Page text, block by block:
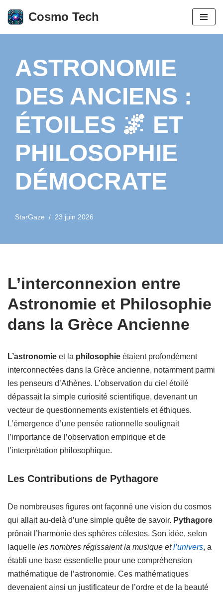
Aller
Cosmo Tech
ASTRONOMIE
DES ANCIENS :
ÉTOILES 🌌 ET
PHILOSOPHIE
DÉMOCRATE
StarGaze 23 juin 2026
L’interconnexion entre
Astronomie et Philosophie
dans la Grèce Ancienne
L’astronomie et la philosophie étaient profondément
interconnectées dans la Grèce ancienne, notamment parmi
les penseurs d’Athènes. L’observation du ciel étoilé
dépassait la simple curiosité scientifique, devenant un
vecteur de questionnements existentiels et éthiques.
L’émergence d’une pensée rationnelle soulignait
l’importance de l’observation empirique et de
l’interprétation philosophique.
Les Contributions de Pythagore
De nombreuses figures ont façonné une vision du cosmos
qui allait au-delà d’une simple quête de savoir. Pythagore
prônait l’harmonie des sphères célestes. Son idée, selon
laquelle les nombres régissaient la musique etl’univers, a
établi une base essentielle pour une compréhension
mathématique de l’astronomie. Ces mathématiques
devenaient ainsi un justificateur de l’ordre et de la beauté